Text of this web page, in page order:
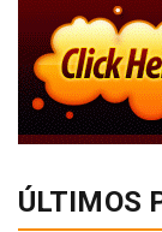
ÚLTIMOS